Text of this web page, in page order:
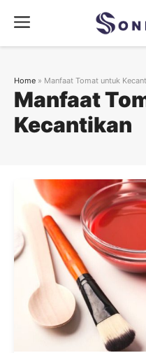
content
Menu
Manfaat
Kecantikan
Home » Manfaat Tomat untuk